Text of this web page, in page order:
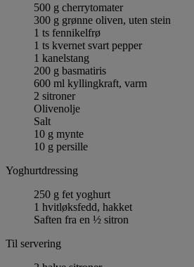
500 g cherrytomater
300 g grønne oliven, uten stein
1 ts fennikelfrø
1 ts kvernet svart pepper
1 kanelstang
200 g basmatiris
600 ml kyllingkraft, varm
2 sitroner
Olivenolje
Salt
10 g mynte
10 g persille
Yoghurtdressing
250 g fet yoghurt
1 hvitløksfedd, hakket
Saften fra en ½ sitron
Til servering